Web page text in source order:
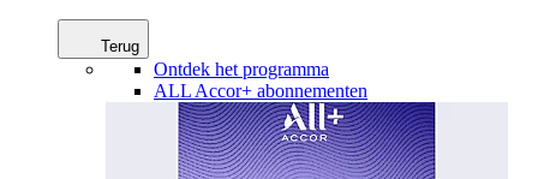
Terug
Ontdek het programma
ALL Accor+ abonnementen